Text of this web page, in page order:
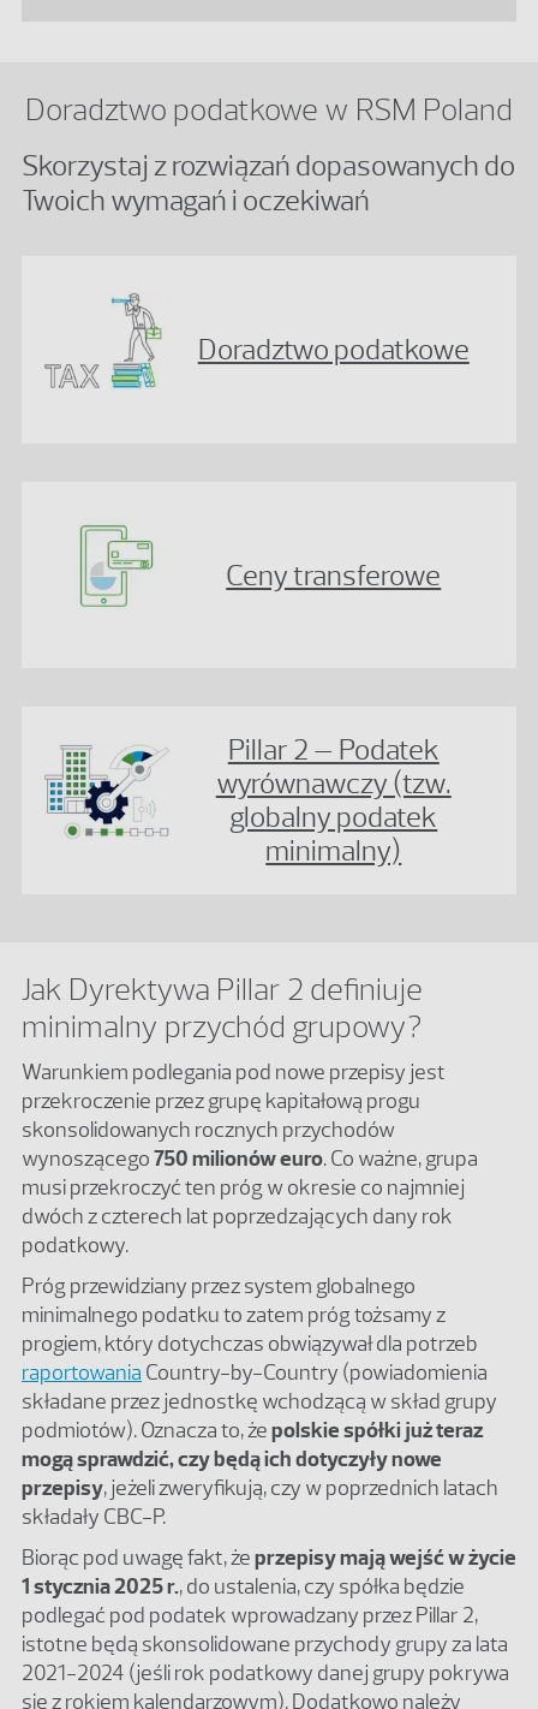
Doradztwo podatkowe w RSM Poland
Skorzystaj z rozwiązań dopasowanych do
Twoich wymagań i oczekiwań
Doradztwo podatkowe
Ceny transferowe
Pillar 2 – Podatek
wyrównawczy (tzw.
globalny podatek
minimalny)
Jak Dyrektywa Pillar 2 definiuje
minimalny przychód grupowy?
Warunkiem podlegania pod nowe przepisy jest
przekroczenie przez grupę kapitałową progu
skonsolidowanych rocznych przychodów
wynoszącego750 milionów euro. Co ważne, grupa
musi przekroczyć ten próg w okresie co najmniej
dwóch z czterech lat poprzedzających dany rok
podatkowy.
Próg przewidziany przez system globalnego
minimalnego podatku to zatem próg tożsamy z
progiem, który dotychczas obwiązywał dla potrzeb
raportowania Country-by-Country (powiadomienia
składane przez jednostkę wchodzącą w skład grupy
podmiotów). Oznacza to, żepolskie spółki już teraz
mogą sprawdzić, czy będą ich dotyczyły nowe
przepisy, jeżeli zweryfikują, czy w poprzednich latach
składały CBC-P.
Biorąc pod uwagę fakt, żeprzepisy mają wejść w życie
1 stycznia 2025 r., do ustalenia, czy spółka będzie
podlegać pod podatek wprowadzany przez Pillar 2,
istotne będą skonsolidowane przychody grupy za lata
2021-2024 (jeśli rok podatkowy danej grupy pokrywa
się z rokiem kalendarzowym). Dodatkowo należy